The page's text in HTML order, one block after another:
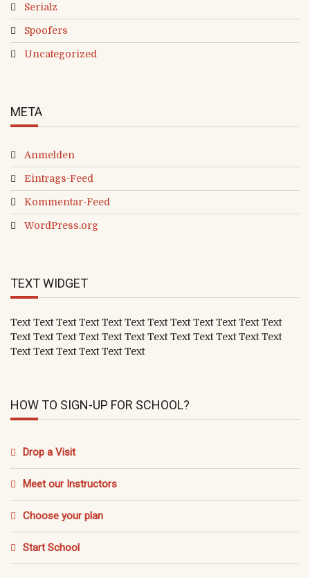
Serialz
Spoofers
Uncategorized
META
Anmelden
Eintrags-Feed
Kommentar-Feed
WordPress.org
TEXT WIDGET
Text Text Text Text Text Text Text Text Text Text Text Text
Text Text Text Text Text Text Text Text Text Text Text Text
Text Text Text Text Text Text
HOW TO SIGN-UP FOR SCHOOL?
Drop a Visit
Meet our Instructors
Choose your plan
Start School